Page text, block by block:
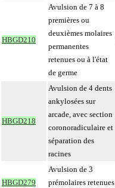
HBGD210
Avulsion de 7 à 8
premières ou
deuxièmes molaires
permanentes
retenues ou à l'état
de germe
HBGD218
Avulsion de 4 dents
ankylosées sur
arcade, avec section
coronoradiculaire et
séparation des
racines
HBGD279
Avulsion de 3
prémolaires retenues